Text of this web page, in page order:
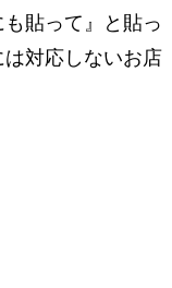
貼って』と貼っ
対応しないお店